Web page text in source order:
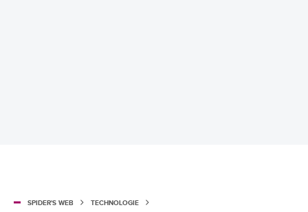
SPIDER'S WEB TECHNOLOGIE